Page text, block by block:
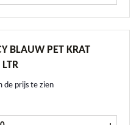
BLAUW PET KRAT
de prijs te zien